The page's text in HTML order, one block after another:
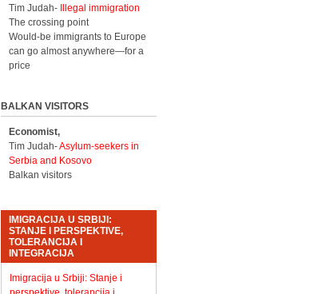
Tim Judah-
Illegal immigration
The crossing point
Would-be immigrants to Europe
can go almost anywhere—for a
price
BALKAN VISITORS
Economist,
Tim Judah-Asylum-seekers in
Serbia and Kosovo
Balkan visitors
IMIGRACIJA U SRBIJI:
STANJE I PERSPEKTIVE,
TOLERANCIJA I
INTEGRACIJA
Imigracija u Srbiji: Stanje i